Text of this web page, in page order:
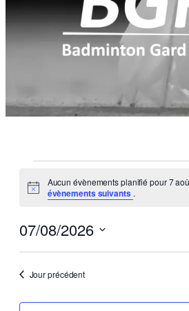
Évènements
for
7
août
2026
Notice
Aucun évènements planifié pour 7
évènements suivants .
07/08/2026
Sélectionnez
date.
Jour précédent